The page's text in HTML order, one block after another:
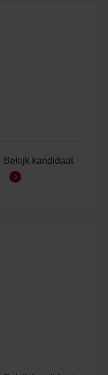
Bekijk kandidaat